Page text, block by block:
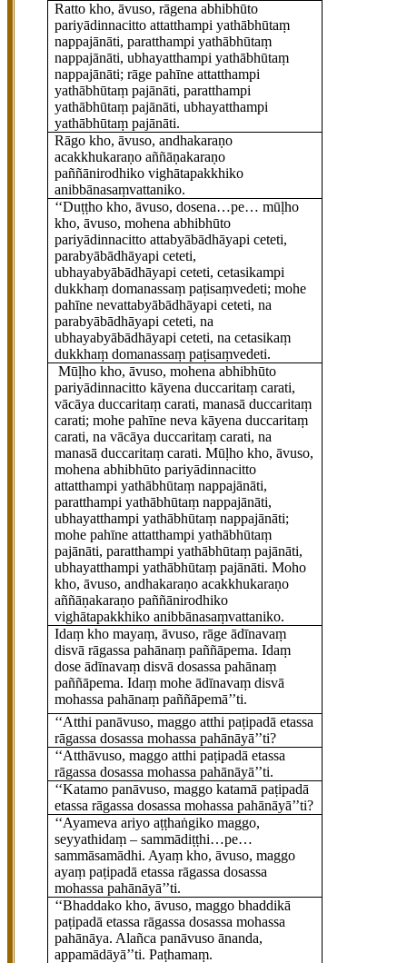
Ratto kho, āvuso, rāgena abhibhūto
pariyādinnacitto attatthampi yathābhūtaṃ
nappajānāti, paratthampi yathābhūtaṃ
nappajānāti, ubhayatthampi yathābhūtaṃ
nappajānāti; rāge pahīne attatthampi
yathābhūtaṃ pajānāti, paratthampi
yathābhūtaṃ pajānāti, ubhayatthampi
yathābhūtaṃ pajānāti.
Rāgo kho, āvuso, andhakaraṇo
acakkhukaraṇo aññāṇakaraṇo
paññānirodhiko vighātapakkhiko
anibbānasaṃvattaniko.
‘‘Duṭṭho kho, āvuso, dosena…pe… mūḷho
kho, āvuso, mohena abhibhūto
pariyādinnacitto attabyābādhāyapi ceteti,
parabyābādhāyapi ceteti,
ubhayabyābādhāyapi ceteti, cetasikampi
dukkhaṃ domanassaṃ paṭisaṃvedeti; mohe
pahīne nevattabyābādhāyapi ceteti, na
parabyābādhāyapi ceteti, na
ubhayabyābādhāyapi ceteti, na cetasikaṃ
dukkhaṃ domanassaṃ paṭisaṃvedeti.
Mūḷho kho, āvuso, mohena abhibhūto
pariyādinnacitto kāyena duccaritaṃ carati,
vācāya duccaritaṃ carati, manasā duccaritaṃ
carati; mohe pahīne neva kāyena duccaritaṃ
carati, na vācāya duccaritaṃ carati, na
manasā duccaritaṃ carati. Mūḷho kho, āvuso,
mohena abhibhūto pariyādinnacitto
attatthampi yathābhūtaṃ nappajānāti,
paratthampi yathābhūtaṃ nappajānāti,
ubhayatthampi yathābhūtaṃ nappajānāti;
mohe pahīne attatthampi yathābhūtaṃ
pajānāti, paratthampi yathābhūtaṃ pajānāti,
ubhayatthampi yathābhūtaṃ pajānāti. Moho
kho, āvuso, andhakaraṇo acakkhukaraṇo
aññāṇakaraṇo paññānirodhiko
vighātapakkhiko anibbānasaṃvattaniko.
Idaṃ kho mayaṃ, āvuso, rāge ādīnavaṃ
disvā rāgassa pahānaṃ paññāpema. Idaṃ
dose ādīnavaṃ disvā dosassa pahānaṃ
paññāpema. Idaṃ mohe ādīnavaṃ disvā
mohassa pahānaṃ paññāpemā’’ti.
‘‘Atthi panāvuso, maggo atthi paṭipadā etassa
rāgassa dosassa mohassa pahānāyā’’ti?
‘‘Atthāvuso, maggo atthi paṭipadā etassa
rāgassa dosassa mohassa pahānāyā’’ti.
‘‘Katamo panāvuso, maggo katamā paṭipadā
etassa rāgassa dosassa mohassa pahānāyā’’ti?
‘‘Ayameva ariyo aṭṭhaṅgiko maggo,
seyyathidaṃ – sammādiṭṭhi…pe…
sammāsamādhi. Ayaṃ kho, āvuso, maggo
ayaṃ paṭipadā etassa rāgassa dosassa
mohassa pahānāyā’’ti.
‘‘Bhaddako kho, āvuso, maggo bhaddikā
paṭipadā etassa rāgassa dosassa mohassa
pahānāya. Alañca panāvuso ānanda,
appamādāyā’’ti. Paṭhamaṃ.